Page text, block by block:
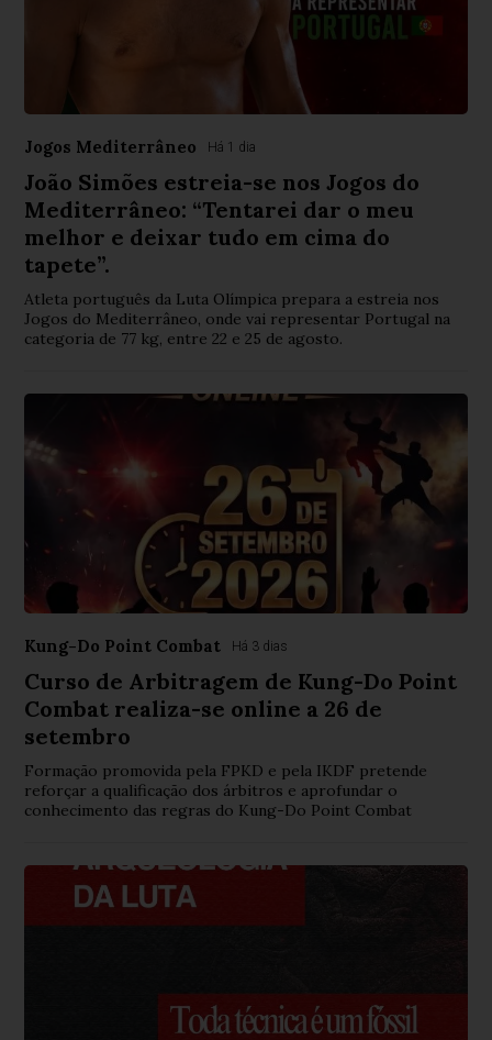
Jogos Mediterrâneo Há 1 dia
João Simões estreia-se nos Jogos do
Mediterrâneo: “Tentarei dar o meu
melhor e deixar tudo em cima do
tapete”.
Atleta português da Luta Olímpica prepara a estreia nos
Jogos do Mediterrâneo, onde vai representar Portugal na
categoria de 77 kg, entre 22 e 25 de agosto.
Kung-Do Point Combat Há 3 dias
Curso de Arbitragem de Kung-Do Point
Combat realiza-se online a 26 de
setembro
Formação promovida pela FPKD e pela IKDF pretende
reforçar a qualificação dos árbitros e aprofundar o
conhecimento das regras do Kung-Do Point Combat